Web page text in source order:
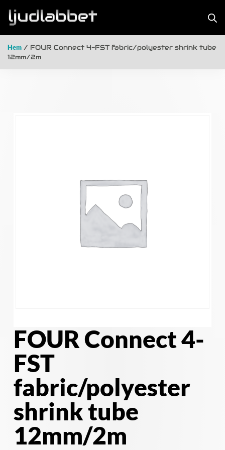
Hem / FOUR Connect 4-FST fabric/polyester shrink tube
12mm/2m
FOUR Connect 4-
FST
fabric/polyester
shrink tube
12mm/2m